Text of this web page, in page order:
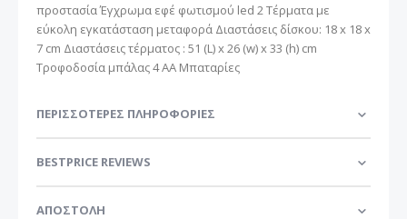
προστασία Έγχρωμα εφέ φωτισμού led 2 Τέρματα με
εύκολη εγκατάσταση μεταφορά Διαστάσεις δίσκου: 18 x 18 x
7 cm Διαστάσεις τέρματος : 51 (L) x 26 (w) x 33 (h) cm
Τροφοδοσία μπάλας 4 AA Μπαταρίες
ΠΕΡΙΣΣΌΤΕΡΕΣ ΠΛΗΡΟΦΟΡΊΕΣ
BESTPRICE REVIEWS
ΑΠΟΣΤΟΛΗ